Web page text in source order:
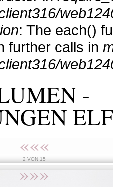
: The each()
further calls in
-
ELF
«««
2 VON 15
»»»